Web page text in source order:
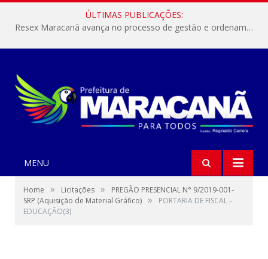
ÚLTIMAS PUBLICAÇÕES:
Resex Maracanã avança no processo de gestão e ordenamento do turismo em nossas áreas protegidas.
MENU
Home » Licitações »
PREGÃO PRESENCIAL N° 9/2019-001-
SRP (Aquisição de Material Gráfico) »
PORTARIA DE FISCAL –
EDUCAÇÃO(3)